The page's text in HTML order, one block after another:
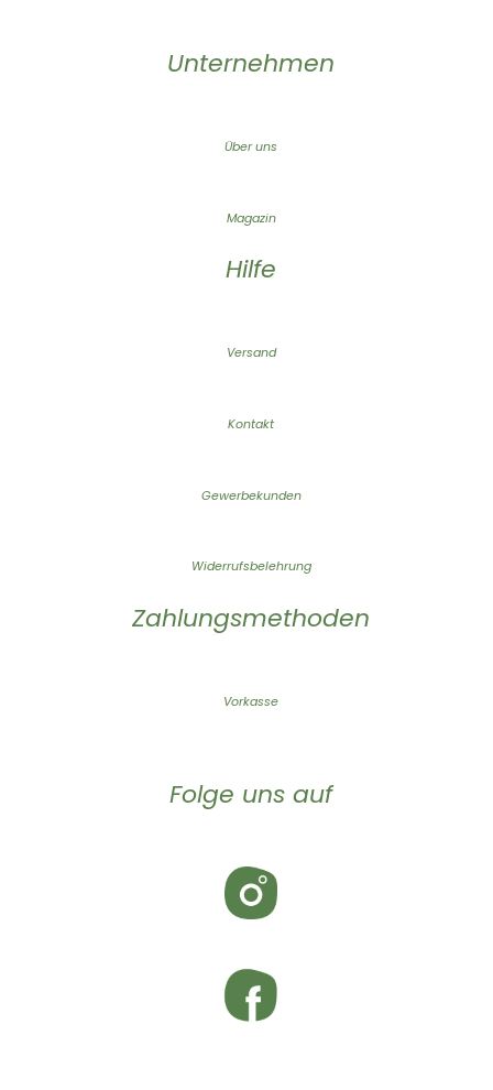
Unternehmen
Über uns
Magazin
Hilfe
Versand
Kontakt
Gewerbekunden
Widerrufsbelehrung
Zahlungsmethoden
Vorkasse
Folge uns auf